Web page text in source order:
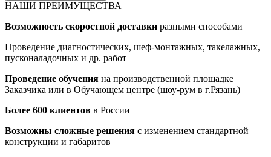
НАШИ ПРЕИМУЩЕСТВА
Возможность скоростной доставки разными способами
Проведение диагностических, шеф-монтажных, такелажных,
пусконаладочных и др. работ
Проведение обучения на производственной площадке
Заказчика или в Обучающем центре (шоу-рум в г.Рязань)
Более 600 клиентов в России
Возможны сложные решения с изменением стандартной
конструкции и габаритов